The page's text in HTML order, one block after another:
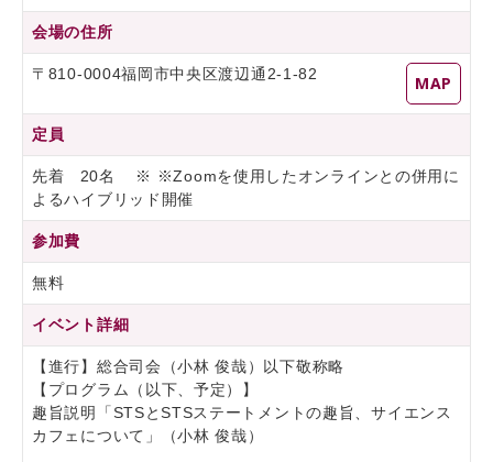
会場の住所
MAP
〒810-0004福岡市中央区渡辺通2-1-82
定員
先着 20名 ※ ※Zoomを使用したオンラインとの併用に
よるハイブリッド開催
参加費
無料
イベント詳細
【進行】総合司会（小林 俊哉）以下敬称略
【プログラム（以下、予定）】
趣旨説明「STSとSTSステートメントの趣旨、サイエンス
カフェについて」（小林 俊哉）